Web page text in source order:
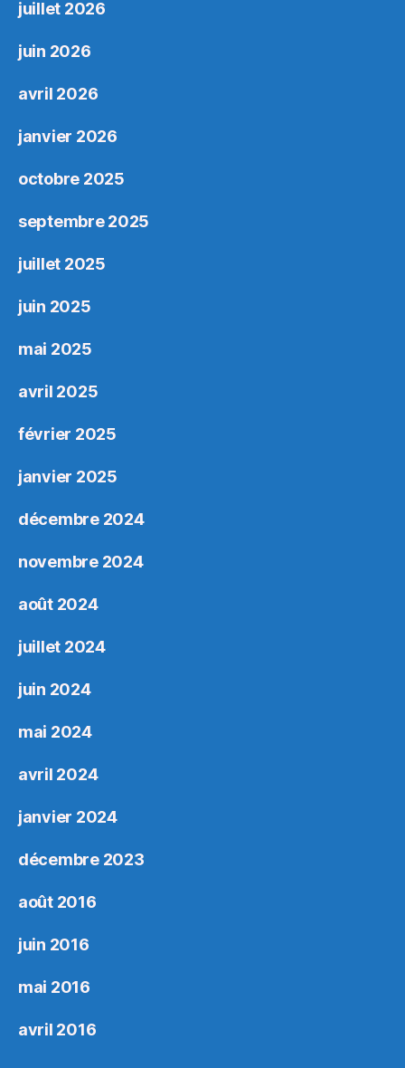
juillet 2026
juin 2026
avril 2026
janvier 2026
octobre 2025
septembre 2025
juillet 2025
juin 2025
mai 2025
avril 2025
février 2025
janvier 2025
décembre 2024
novembre 2024
août 2024
juillet 2024
juin 2024
mai 2024
avril 2024
janvier 2024
décembre 2023
août 2016
juin 2016
mai 2016
avril 2016